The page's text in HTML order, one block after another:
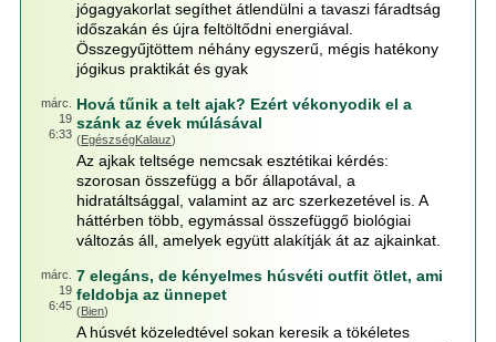
jógagyakorlat segíthet átlendülni a tavaszi fáradtság
időszakán és újra feltöltődni energiával.
Összegyűjtöttem néhány egyszerű, mégis hatékony
jógikus praktikát és gyak
márc.
19
6:33
Hová tűnik a telt ajak? Ezért vékonyodik el a
szánk az évek múlásával
(EgészségKalauz)
Az ajkak teltsége nemcsak esztétikai kérdés:
szorosan összefügg a bőr állapotával, a
hidratáltsággal, valamint az arc szerkezetével is. A
háttérben több, egymással összefüggő biológiai
változás áll, amelyek együtt alakítják át az ajkainkat.
márc.
19
6:45
7 elegáns, de kényelmes húsvéti outfit ötlet, ami
feldobja az ünnepet
(Bien)
A húsvét közeledtével sokan keresik a tökéletes